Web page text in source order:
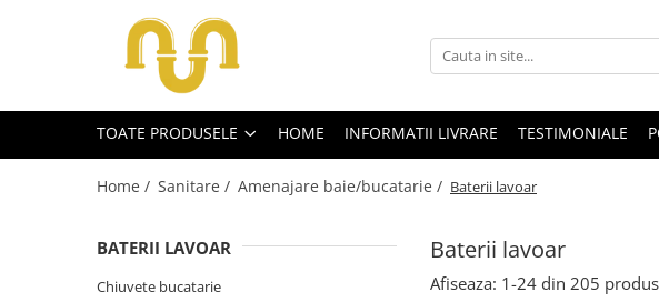
Toate Produsele
Centrale termice pe gaz
Centrale in condensare
Centrale termice
TOATE PRODUSELE HOME INFORMATII LIVRARE TESTIMONIALE
Home / Sanitare / Amenajare baie/bucatarie / Baterii lavoar
Baterii lavoar
BATERII LAVOAR
Chiuvete bucatarie
Afiseaza: 1-24 din 205